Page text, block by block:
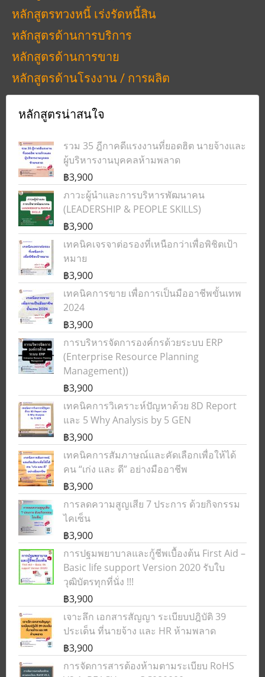
หลักสูตรทวงหนี้ เร่งรัดหนี้สิน
หลักสูตรด้านการบริการ
หลักสูตรด้านการขาย
หลักสูตรด้านโรงงาน / การผลิต
หลักสูตรน่าสนใจ
รวม 35 ฎีกาคดีแรงงานที่ยอดฮิต นายจ้างและ
ผู้บริหารงานบุคคลห้ามพลาด
฿3,900
ภาวะผู้นำและการบริหารพัฒนาคน
(LEADERSHIP & PEOPLE SKILLS)
฿3,900
เทคนิคเจรจาต่อรองที่เหนือกว่าเพื่อพิชิตเป้า
หมาย
฿3,900
เทคนิคการขาย เพื่อการเป็นมืออาชีพขั้นเทพ
2024
฿3,900
การบริหารจัดการองค์กรด้วยระบบ ERP
(Enterprise Resource Planning
Management))
฿3,900
เทคนิคการวิเคราะห์ปัญหาด้วย 8D Report
และ 5 Why Analysis by 5 GEN
฿3,900
เทคนิคการสัมภาษณ์และคัดเลือกเพื่อให้ได้
คน “เก่ง และ ดี” อย่างมืออาชีพ
฿3,900
การลดความสูญเสีย 7 ประการ ด้วยกิจกรรม
ไคเซ็น
฿3,900
การปฐมพยาบาลและกู้ชีพเบื้องต้น First Aid –
Basic life support Version 2020 รับใบ
วุฒิบัตรทุกที่นั่ง !!!
฿3,900
เจาะลึก เอกสารสัญญา ระเบียบปฎิบัติ 39
ประเด็น ที่นายจ้าง และ HR ห้ามพลาด
฿3,900
การจัดการสารต้องห้ามตามระเบียบ RoHS